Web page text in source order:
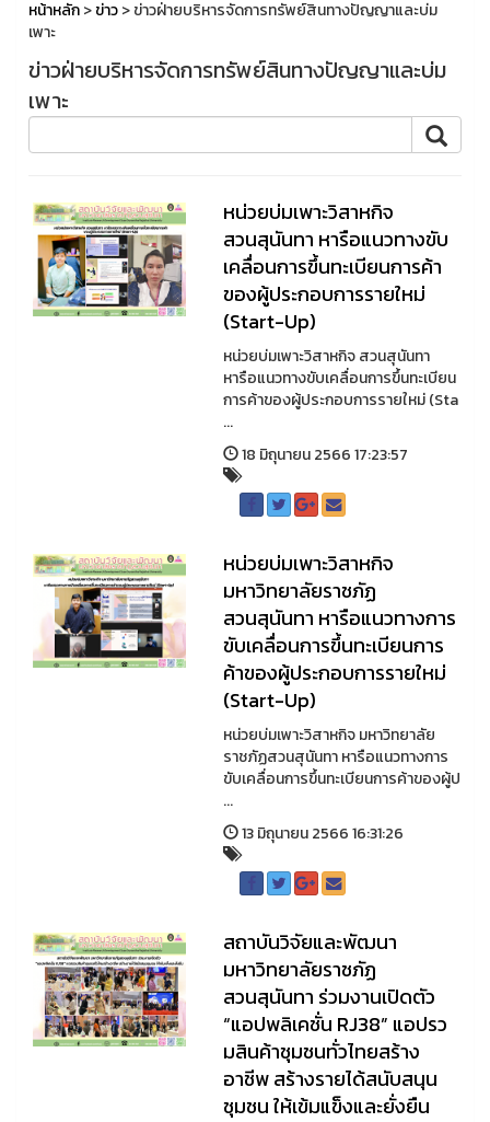
หน้าหลัก>ข่าว> ข่าวฝ่ายบริหารจัดการทรัพย์สินทางปัญญาและบ่ม
เพาะ
ข่าวฝ่ายบริหารจัดการทรัพย์สินทางปัญญาและบ่ม
เพาะ
หน่วยบ่มเพาะวิสาหกิจ
สวนสุนันทา หารือแนวทางขับ
เคลื่อนการขึ้นทะเบียนการค้า
ของผู้ประกอบการรายใหม่
(Start-Up)
หน่วยบ่มเพาะวิสาหกิจ สวนสุนันทา
หารือแนวทางขับเคลื่อนการขึ้นทะเบียน
การค้าของผู้ประกอบการรายใหม่ (Sta
...
18 มิถุนายน 2566 17:23:57
หน่วยบ่มเพาะวิสาหกิจ
มหาวิทยาลัยราชภัฏ
สวนสุนันทา หารือแนวทางการ
ขับเคลื่อนการขึ้นทะเบียนการ
ค้าของผู้ประกอบการรายใหม่
(Start-Up)
หน่วยบ่มเพาะวิสาหกิจ มหาวิทยาลัย
ราชภัฏสวนสุนันทา หารือแนวทางการ
ขับเคลื่อนการขึ้นทะเบียนการค้าของผู้ป
...
13 มิถุนายน 2566 16:31:26
สถาบันวิจัยและพัฒนา
มหาวิทยาลัยราชภัฏ
สวนสุนันทา ร่วมงานเปิดตัว
“แอปพลิเคชั่น RJ38” แอปรว
มสินค้าชุมชนทั่วไทยสร้าง
อาชีพ สร้างรายได้สนับสนุน
ชุมชน ให้เข้มแข็งและยั่งยืน